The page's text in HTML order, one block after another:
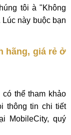
tôi à "Không
này buộc bạn
hãng, giá rẻ ở
thể tham khảo
thông tin chi tiết
MobileCity, quý